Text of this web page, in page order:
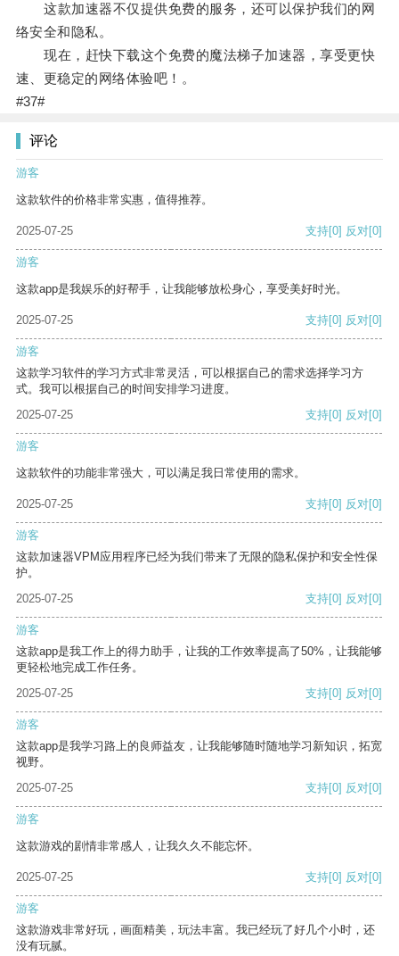
这款加速器不仅提供免费的服务，还可以保护我们的网
络安全和隐私。
现在，赶快下载这个免费的魔法梯子加速器，享受更快
速、更稳定的网络体验吧！。
#37#
评论
游客
这款软件的价格非常实惠，值得推荐。
2025-07-25 支持[0] 反对[0]
游客
这款app是我娱乐的好帮手，让我能够放松身心，享受美好时光。
2025-07-25 支持[0] 反对[0]
游客
这款学习软件的学习方式非常灵活，可以根据自己的需求选择学习方
式。我可以根据自己的时间安排学习进度。
2025-07-25
支持[0] 反对[0]
游客
这款软件的功能非常强大，可以满足我日常使用的需求。
2025-07-25 支持[0] 反对[0]
游客
这款加速器VPM应用程序已经为我们带来了无限的隐私保护和安全性保
护。
2025-07-25
支持[0] 反对[0]
游客
这款app是我工作上的得力助手，让我的工作效率提高了50%，让我能够
更轻松地完成工作任务。
2025-07-25
支持[0] 反对[0]
游客
这款app是我学习路上的良师益友，让我能够随时随地学习新知识，拓宽
视野。
2025-07-25
支持[0] 反对[0]
游客
这款游戏的剧情非常感人，让我久久不能忘怀。
2025-07-25 支持[0] 反对[0]
游客
这款游戏非常好玩，画面精美，玩法丰富。我已经玩了好几个小时，还
没有玩腻。